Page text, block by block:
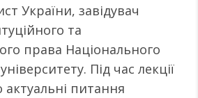
України, завідувач
та
права Національного
Під час лекції
актуальні питання